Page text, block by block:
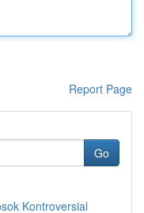
Report Page
Go
Kontroversial